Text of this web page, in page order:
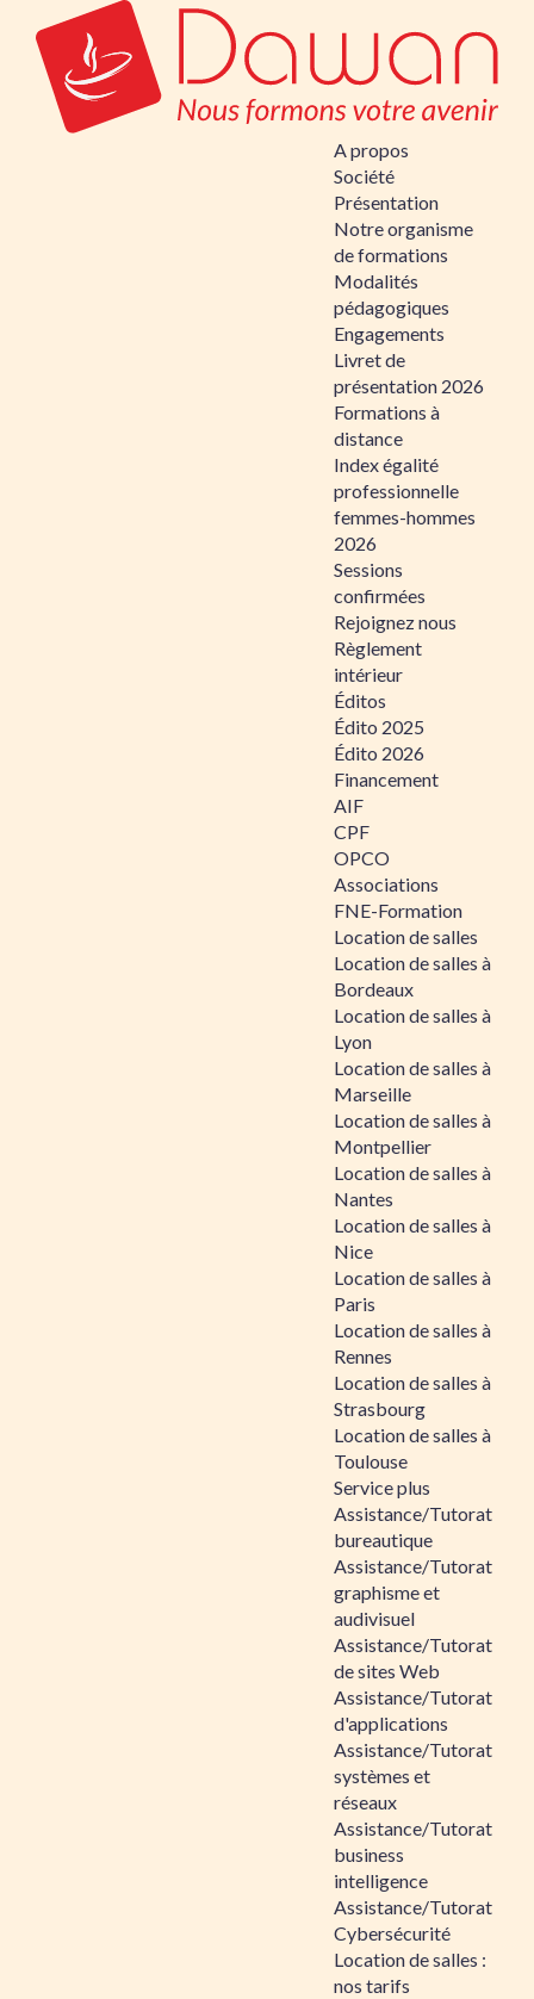
A propos
Société
Présentation
Notre organisme
de formations
Modalités
pédagogiques
Engagements
Livret de
présentation 2026
Formations à
distance
Index égalité
professionnelle
femmes-hommes
2026
Sessions
confirmées
Rejoignez nous
Règlement
intérieur
Éditos
Édito 2025
Édito 2026
Financement
AIF
CPF
OPCO
Associations
FNE-Formation
Location de salles
Location de salles à
Bordeaux
Location de salles à
Lyon
Location de salles à
Marseille
Location de salles à
Montpellier
Location de salles à
Nantes
Location de salles à
Nice
Location de salles à
Paris
Location de salles à
Rennes
Location de salles à
Strasbourg
Location de salles à
Toulouse
Service plus
Assistance/Tutorat
bureautique
Assistance/Tutorat
graphisme et
audivisuel
Assistance/Tutorat
de sites Web
Assistance/Tutorat
d'applications
Assistance/Tutorat
systèmes et
réseaux
Assistance/Tutorat
business
intelligence
Assistance/Tutorat
Cybersécurité
Location de salles :
nos tarifs